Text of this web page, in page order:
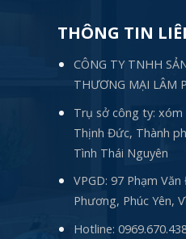
THÔNG TIN
CÔNG TY TNHH
THƯƠNG MẠI LÂM
Trụ sở công ty: xóm
Thịnh Đức, Thành
Tình Thái Nguyên
VPGD: 97 Phạm
Phương, Phúc Yên,
Hotline: